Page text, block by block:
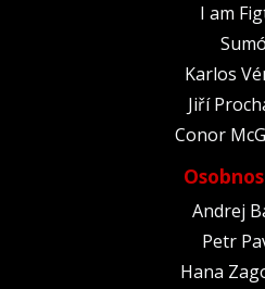
I am
Sumó
Karlos
Jiří
Conor
Andrej
Petr
Hana